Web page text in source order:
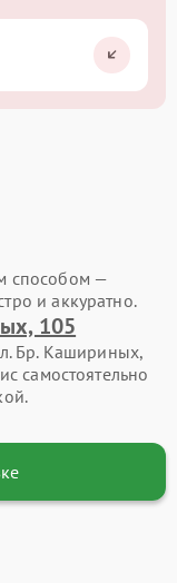
способом —
и аккуратно.
105
Бр. Кашириных,
самостоятельно